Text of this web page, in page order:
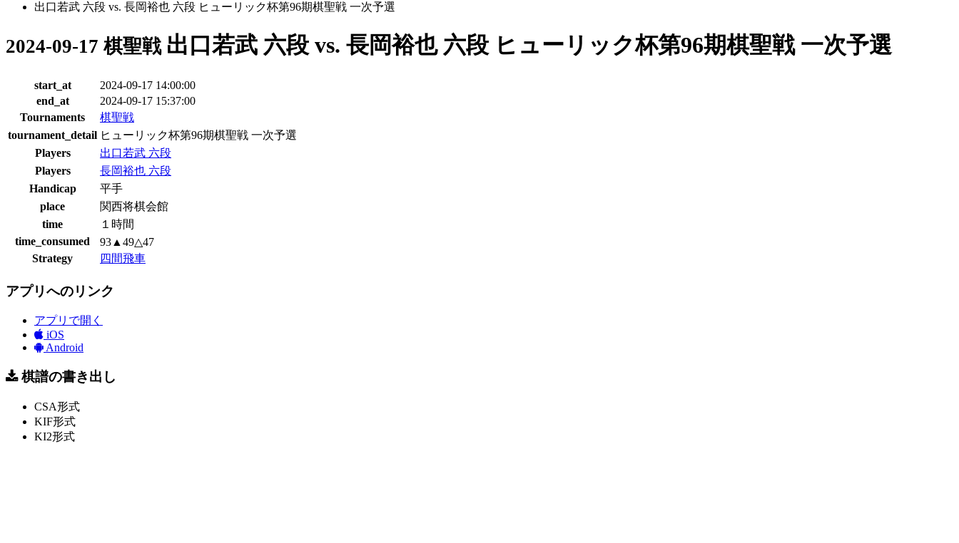
出口若武 六段 vs. 長岡裕也 六段 ヒューリック杯第96期棋聖戦 一次予選
2024-09-17 棋聖戦 出口若武 六段 vs. 長岡裕也 六段 ヒューリック杯第96期棋聖戦 一次予選
start_at
2024-09-17 14:00:00
end_at
2024-09-17 15:37:00
Tournaments
棋聖戦
tournament_detail ヒューリック杯第96期棋聖戦 一次予選
Players
出口若武 六段
Players
長岡裕也 六段
Handicap
平手
place
関西将棋会館
time
１時間
time_consumed
93▲49△47
Strategy
四間飛車
アプリへのリンク
アプリで開く
iOS
Android
棋譜の書き出し
CSA形式
KIF形式
KI2形式